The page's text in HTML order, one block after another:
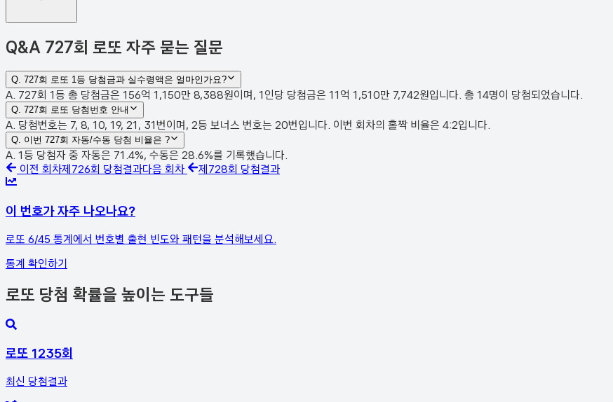
Q&A 727회 로또 자주 묻는 질문
Q. 727회 로또 1등 당첨금과 실수령액은 얼마인가요?
A. 727회 1등 총 당첨금은 156억 1,150만 8,388원이며, 1인당 당첨금은 11억 1,510만 7,742원입니다. 총 14명이 당첨되었습니다.
Q. 727회 로또 당첨번호 안내
A. 당첨번호는 7, 8, 10, 19, 21, 31번이며, 2등 보너스 번호는 20번입니다. 이번 회차의 홀짝 비율은 4:2입니다.
Q. 이번 727회 자동/수동 당첨 비율은 ?
A. 1등 당첨자 중 자동은 71.4%, 수동은 28.6%를 기록했습니다.
이전 회차제 726회 당첨결과다음 회차 제 728회 당첨결과
이 번호가 자주 나오나요?
로또 6/45 통계에서 번호별 출현 빈도와 패턴을 분석해보세요.
통계 확인하기
로또 당첨 확률을 높이는 도구들
로또 1235회
최신 당첨결과